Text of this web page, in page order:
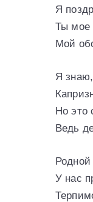
Я
Ты мое
Мой
Я
Но это
Ведь
У нас